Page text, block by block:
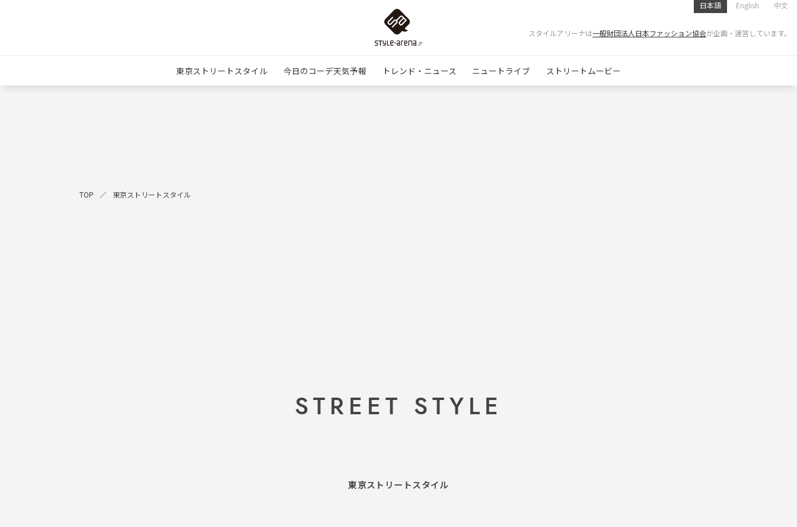
日本語 English 中文
スタイルアリーナは一般財団法人日本ファッション協会が企画・運営しています。
東京ストリートスタイル 今日のコーデ天気予報 トレンド・ニュース ニュートライブ ストリートムービー
TOP 東京ストリートスタイル
STREET STYLE
東京ストリートスタイル